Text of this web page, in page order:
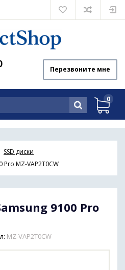
Перезвоните мне
0
SSD диски
Pro MZ-VAP2T0CW
9100 Pro
MZ-VAP2T0CW